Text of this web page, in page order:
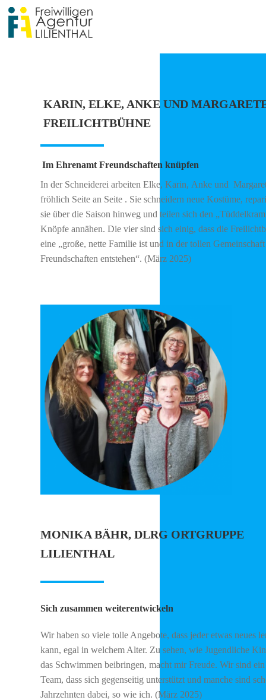
KARIN, ELKE, ANKE UND
FREILICHTBÜHNE
Im Ehrenamt Freundschaften knüpfen
In der Schneiderei arbeiten Elke, Karin, Anke und
fröhlich Seite an Seite . Sie schneidern neue Kostüme,
sie über die Saison hinweg und teilen sich den
Knöpfe annähen. Die vier sind sich einig, dass die
eine „große, nette Familie ist und in der tollen
Freundschaften entstehen“. (März 2025)
MONIKA BÄHR, DLRG ORTGRUPPE
LILIENTHAL
Sich zusammen weiterentwickeln
Wir haben so viele tolle Angebote, dass jeder etwas neues
kann, egal in welchem Alter. Zu sehen, wie Jugendliche
das Schwimmen beibringen, macht mir Freude. Wir sind
Team, dass sich gegenseitig unterstützt und manche sind
Jahrzehnten dabei, so wie ich. (März 2025)